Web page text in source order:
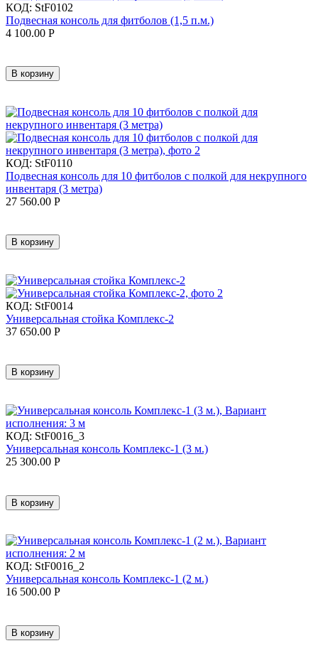
КОД: StF0102
Подвесная консоль для фитболов (1,5 п.м.)
4 100.00 Р
В корзину
КОД: StF0110
Подвесная консоль для 10 фитболов с полкой для некрупного
инвентаря (3 метра)
27 560.00 Р
В корзину
КОД: StF0014
Универсальная стойка Комплекс-2
37 650.00 Р
В корзину
КОД: StF0016_3
Универсальная консоль Комплекс-1 (3 м.)
25 300.00 Р
В корзину
КОД: StF0016_2
Универсальная консоль Комплекс-1 (2 м.)
16 500.00 Р
В корзину